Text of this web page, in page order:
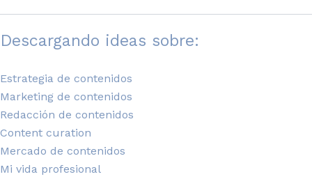
Descargando ideas sobre:
Estrategia de contenidos
Marketing de contenidos
Redacción de contenidos
Content curation
Mercado de contenidos
Mi vida profesional